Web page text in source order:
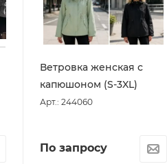
Ветровка женская с
капюшоном (S-3XL)
Арт.: 244060
По запросу